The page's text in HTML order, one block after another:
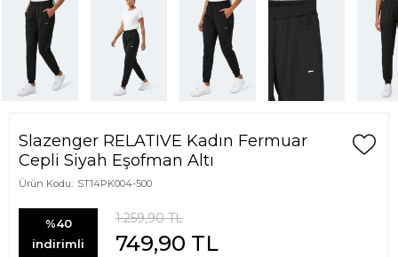
Slazenger RELATIVE Kadın Fermuar
Cepli Siyah Eşofman Altı
Ürün Kodu: ST14PK004-500
%40
indirimli
1.259,90TL
749,90 TL